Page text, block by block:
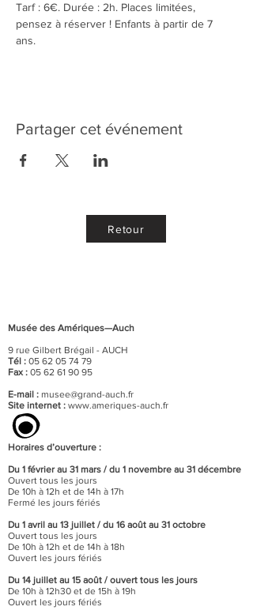
Tarf : 6€. Durée : 2h. Places limitées,
pensez à réserver ! Enfants à partir de 7
ans.
Partager cet événement
Retour
Musée des Amériques—Auch
9 rue Gilbert Brégail - AUCH
Tél : 05 62 05 74 79
Fax : 05 62 61 90 95
E-mail : musee@grand-auch.fr
Site internet : www.ameriques-auch.fr
Horaires d’ouverture :
Du 1 février au 31 mars / du 1 novembre au 31 décembre
Ouvert tous les jours
De 10h à 12h et de 14h à 17h
Fermé les jours fériés
Du 1 avril au 13 juillet / du 16 août au 31 octobre
Ouvert tous les jours
De 10h à 12h et de 14h à 18h
Ouvert les jours fériés
Du 14 juillet au 15 août / ouvert tous les jours
De 10h à 12h30 et de 15h à 19h
Ouvert les jours fériés